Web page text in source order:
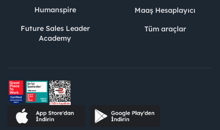
Humanspire
Future Sales Leader
Academy
Maaş Hesaplayıcı
Tüm araçlar